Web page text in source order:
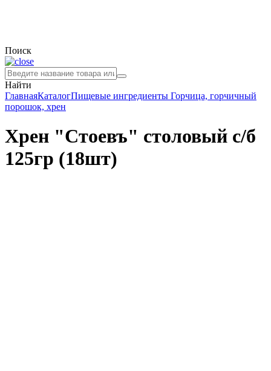
Поиск
Найти
ГлавнаяКаталогПищевые ингредиенты Горчица, горчичный
порошок, хрен
Хрен "Стоевъ" столовый с/б
125гр (18шт)